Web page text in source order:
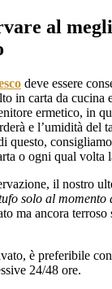
al
deve essere
in carta da cucina
ermetico, in
e l’umidità del
questo,
o ogni qual volta
il nostro
solo al momento
ma ancora terroso
è preferibile
24/48 ore.